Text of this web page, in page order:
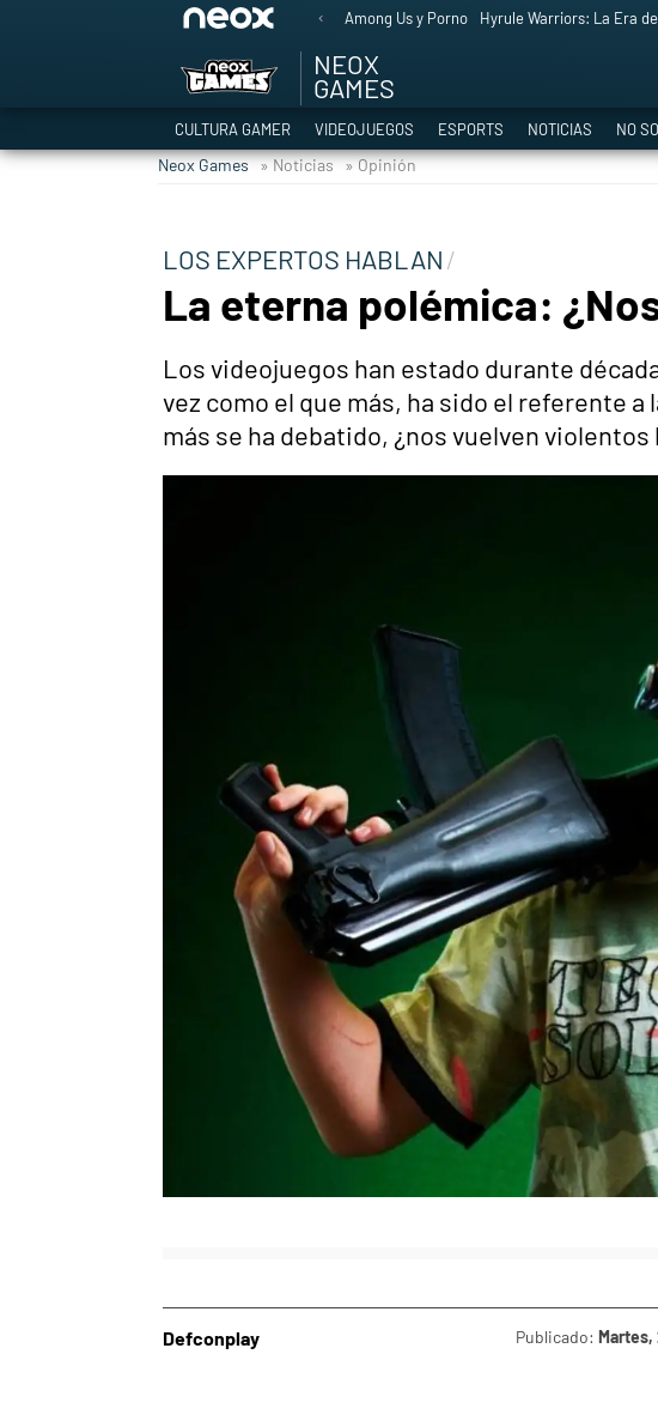
Among Us y Porno Hyrule Warriors: La Era
NEOX
GAMES
CULTURA GAMER VIDEOJUEGOS ESPORTS NOTICIAS NO
Neox Games » Noticias » Opinión
LOS EXPERTOS HABLAN
La eterna polémica:
Los videojuegos han estado durante
vez como el que más, ha sido el referente
más se ha debatido, ¿nos vuelven
Defconplay Publicado: Martes,